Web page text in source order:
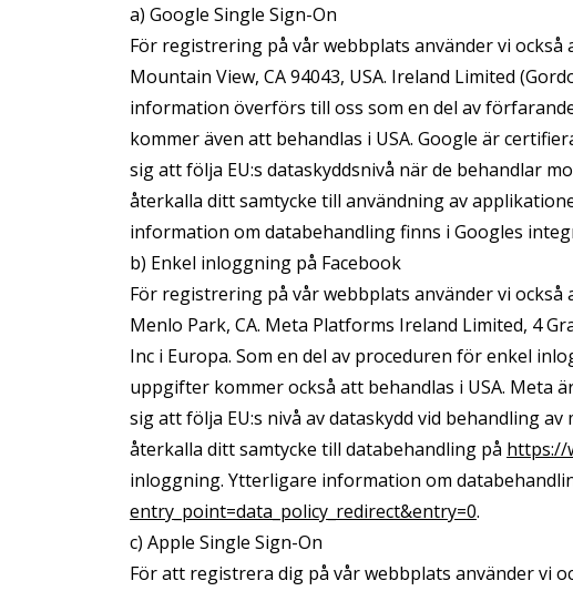
a) Google Single Sign-On
För registrering på vår webbplats använder vi
Mountain View, CA 94043, USA. Ireland Limited
information överförs till oss som en del av
kommer även att behandlas i USA. Google är
sig att följa EU:s dataskyddsnivå när de behandlar
återkalla ditt samtycke till användning av
information om databehandling finns i Googles
b) Enkel inloggning på Facebook
För registrering på vår webbplats använder vi också
Menlo Park, CA. Meta Platforms Ireland Limited, 4
Inc i Europa. Som en del av proceduren för enkel
uppgifter kommer också att behandlas i USA. Meta
sig att följa EU:s nivå av dataskydd vid behandling
återkalla ditt samtycke till databehandling på https://
inloggning. Ytterligare information om
entry_point=data_policy_redirect&entry=0.
c) Apple Single Sign-On
För att registrera dig på vår webbplats använder vi